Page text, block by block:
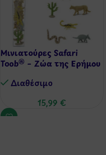
Μινιατούρες Safari
Toob® – Ζώα της Ερήμου
Διαθέσιμo
15,99 €